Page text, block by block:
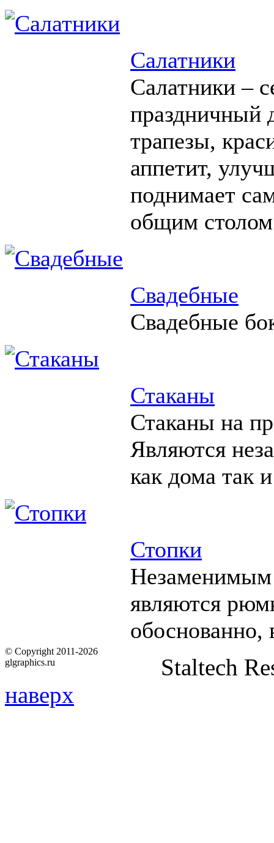
Салатники
Салатники –
праздничный
трапезы,
аппетит,
поднимает
общим
Свадебные
Свадебные
Стаканы
Стаканы на
Являются
как дома так
Стопки
Незаменимым
являются
обоснованно,
© Copyright 2011-2026
glgraphics.ru
Staltech
наверх